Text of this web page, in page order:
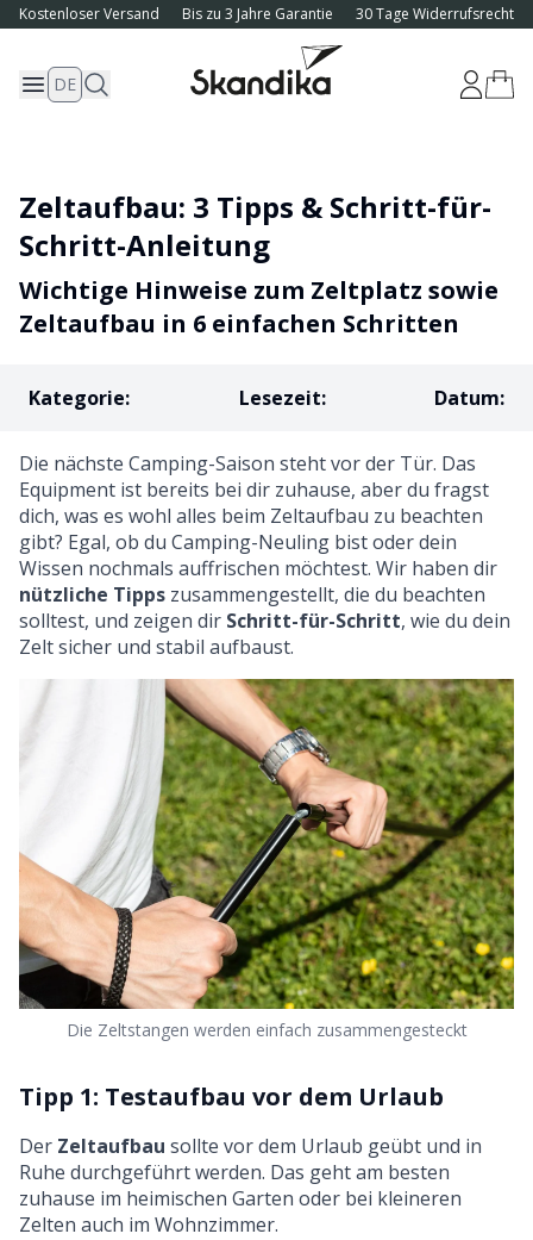
Kostenloser Versand Bis zu 3 Jahre Garantie 30 Tage Widerrufsrecht
DE
Zeltaufbau: 3 Tipps & Schritt-für-
Schritt-Anleitung
Wichtige Hinweise zum Zeltplatz sowie
Zeltaufbau in 6 einfachen Schritten
Kategorie: Lesezeit: Datum:
Die nächste Camping-Saison steht vor der Tür. Das
Equipment ist bereits bei dir zuhause, aber du fragst
dich, was es wohl alles beim Zeltaufbau zu beachten
gibt? Egal, ob du Camping-Neuling bist oder dein
Wissen nochmals auffrischen möchtest. Wir haben dir
nützliche Tipps zusammengestellt, die du beachten
solltest, und zeigen dir Schritt-für-Schritt, wie du dein
Zelt sicher und stabil aufbaust.
Die Zeltstangen werden einfach zusammengesteckt
Tipp 1: Testaufbau vor dem Urlaub
Der Zeltaufbau sollte vor dem Urlaub geübt und in
Ruhe durchgeführt werden. Das geht am besten
zuhause im heimischen Garten oder bei kleineren
Zelten auch im Wohnzimmer.